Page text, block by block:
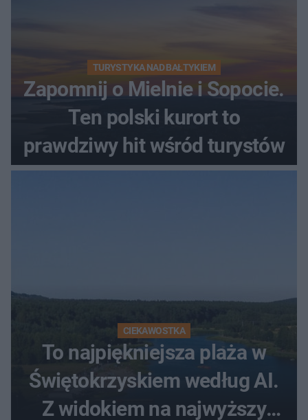
TURYSTYKA NAD BAŁTYKIEM
Zapomnij o Mielnie i Sopocie.
Ten polski kurort to
prawdziwy hit wśród turystów
CIEKAWOSTKA
To najpiękniejsza plaża w
Świętokrzyskiem według AI.
Z widokiem na najwyższy